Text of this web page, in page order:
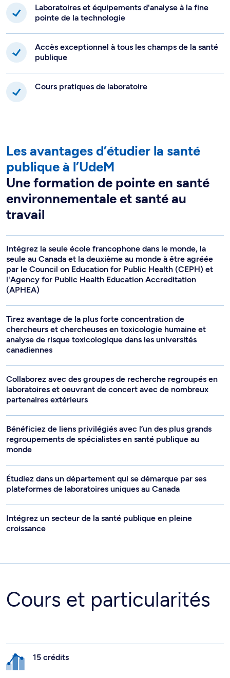
Laboratoires et équipements d'analyse à la fine
pointe de la technologie
Accès exceptionnel à tous les champs de la santé
publique
Cours pratiques de laboratoire
Les avantages d’étudier la santé
publique à l’UdeM
Une formation de pointe en santé
environnementale et santé au
travail
Intégrez la seule école francophone dans le monde, la
seule au Canada et la deuxième au monde à être agréée
par le Council on Education for Public Health (CEPH) et
l'Agency for Public Health Education Accreditation
(APHEA)
Tirez avantage de la plus forte concentration de
chercheurs et chercheuses en toxicologie humaine et
analyse de risque toxicologique dans les universités
canadiennes
Collaborez avec des groupes de recherche regroupés en
laboratoires et oeuvrant de concert avec de nombreux
partenaires extérieurs
Bénéficiez de liens privilégiés avec l’un des plus grands
regroupements de spécialistes en santé publique au
monde
Étudiez dans un département qui se démarque par ses
plateformes de laboratoires uniques au Canada
Intégrez un secteur de la santé publique en pleine
croissance
Cours et particularités
15 crédits